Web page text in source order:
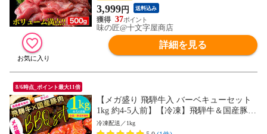
ント 業務用
3,999円 送料込み
37
味の匠@十文字屋商店
詳細を見る
8/6時点_ポイント最大11倍
【メガ盛り 飛騨牛入 バーベキューセット
1kg 約4-5人前】【冷凍】飛騨牛＆国産豚肉
焼き肉セット 送料無料 バーベキュー BBQ
焼肉 焼き肉 和牛 国産 hrp
冷凍配送／1kg